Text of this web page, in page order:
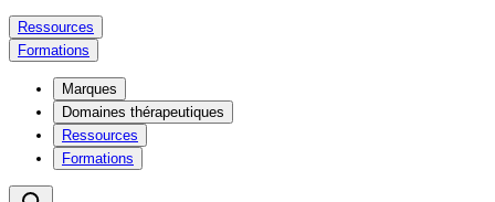
Ressources
Formations​
Marques
Domaines thérapeutiques
Ressources
Formations​